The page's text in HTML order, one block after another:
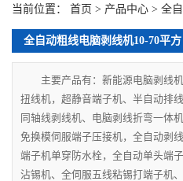
当前位置： 首页 > 产品中心 > 全
全自动粗线电脑剥线机10-70平方
主要产品有：新能源电脑剥线
扭线机，超静音端子机、半自动排
同轴线剥线机、电脑剥线折弯一体
免换模伺服端子压接机，全自动剥
端子机单穿防水栓，全自动单头端
沾锡机、全伺服五线粘锡打端子机